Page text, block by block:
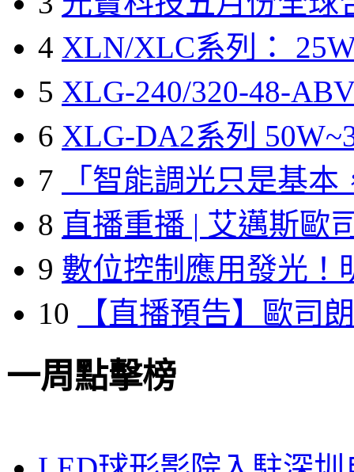
4 XLN/XLC系列：
5 XLG-240/320-48-
6 XLG-DA2系列
7
「智能調光只是基本
8 直播重播 | 艾邁斯歐
9 數位控制應用發光！
10
【直播預告】歐司
一周點擊榜